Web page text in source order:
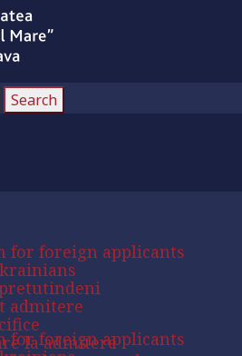
for foreign applicants
admitere
la admitere
for foreign applicants